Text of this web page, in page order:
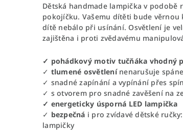
Dětská handmade lampička v
pokojíčku. Vašemu dítěti bude věrnou
dítě nebálo při usínání. Osvětlení je
zajištěna i proti zvědavému
✓ pohádkový motiv tučňáka vhodný
✓ tlumené osvětlení nenarušuje
✓ snadné zapínání a vypínání přes
✓ s otvorem pro snadné zavěšení na
✓ energeticky úsporná LED lampička
✓ bezpečná i pro zvídavé dětské
lampičky